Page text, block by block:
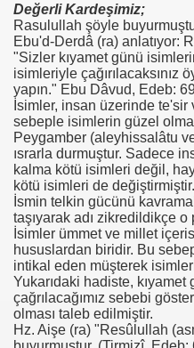
Değerli Kardeşimiz;
Rasulullah şöyle
Ebu'd-Derdâ (ra) anlatıyor:
"Sizler kıyamet günü
isimleriyle çağırılacaksınız
yapın." Ebu Dâvud, Edeb:
İsimler, insan üzerinde
sebeple isimlerin güzel
Peygamber (aleyhissalâtu
ısrarla durmuştur. Sadece
kalma kötü isimleri değil,
kötü isimleri de değiştirmiştir.
İsmin telkin gücünü
taşıyarak adı zikredildikçe
İsimler ümmet ve millet
hususlardan biridir. Bu
intikal eden müşterek
Yukarıdaki hadiste,
çağrılacağımız sebebi
olması taleb edilmiştir.
Hz. Aişe (ra) "Resûlullah